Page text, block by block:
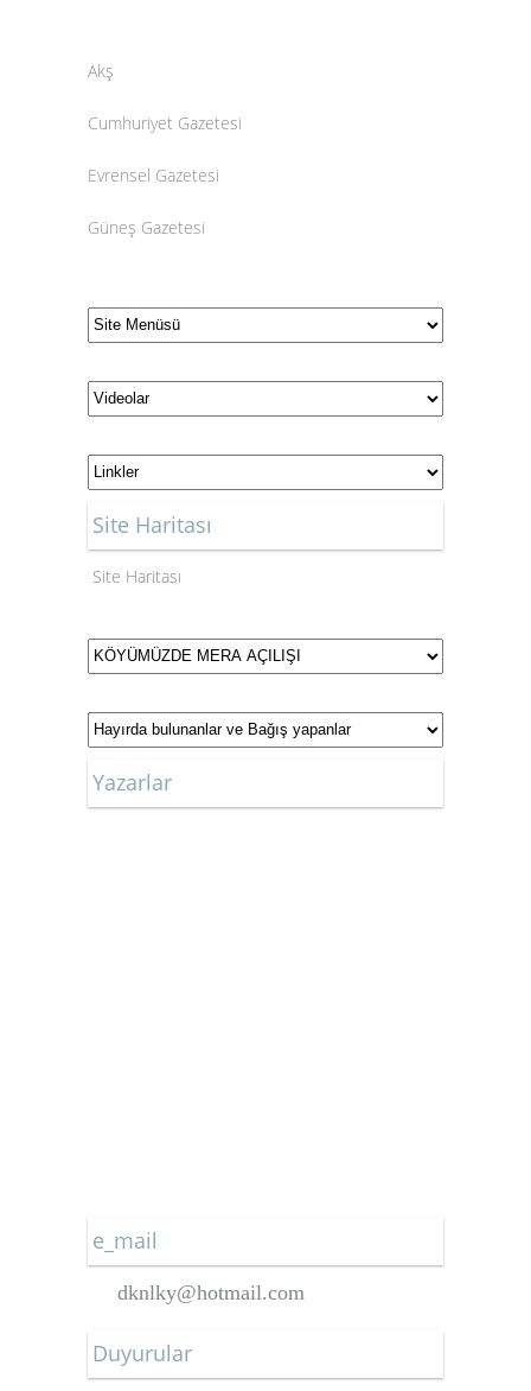
Akş
Cumhuriyet Gazetesi
Evrensel Gazetesi
Güneş Gazetesi
Hürriyet Gazetesi
Millet Gazetesi
Milli Gazete
Ortadoğu Gazetesi
Sabah Gazetesi
Site Haritası
Site Haritası
Yazarlar
e_mail
dknlky@hotmail.com
Duyurular
DERNEĞİMİZ
KURULDUĞUNDAN BU GÜNE